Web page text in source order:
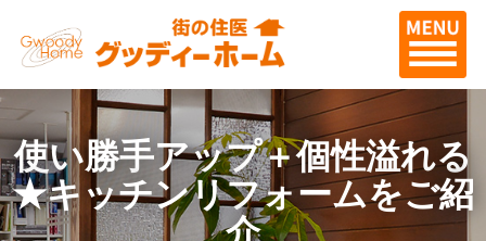
使い勝手アップ＋個性溢れる
★キッチンリフォームをご紹
介